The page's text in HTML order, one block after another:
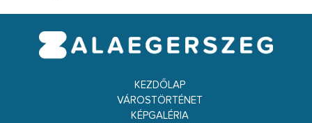
KEZDŐLAP
VÁROSTÖRTÉNET
KÉPGALÉRIA